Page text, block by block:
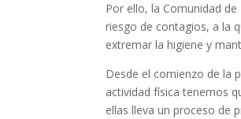
Por ello, la Comunidad
riesgo de contagios, a la
extremar la higiene y
Desde el comienzo de la
actividad física tenemos
ellas lleva un proceso de